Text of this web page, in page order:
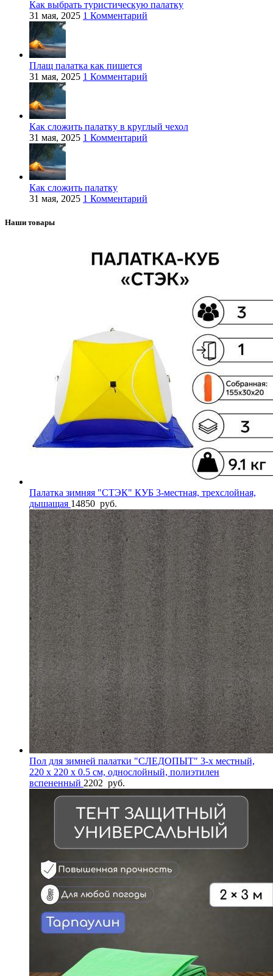
Как выбрать туристическую палатку
31 мая, 2025 1 Комментарий
Плащ палатка как пишется
31 мая, 2025 1 Комментарий
Как сложить палатку в круглый чехол
31 мая, 2025 1 Комментарий
Как сложить палатку
31 мая, 2025 1 Комментарий
Наши товары
Палатка зимняя "СТЭК" КУБ 3-местная, трехслойная,
дышащая 14850 руб.
Пол для зимней палатки "СЛЕДОПЫТ" 3-х местный,
220 х 220 х 0.5 см, однослойный, полиэтилен
вспененный 2202 руб.